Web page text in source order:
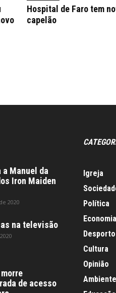
Hospital de Faro tem
capelão
a Manuel da
Iron Maiden
2020
na televisão
de acesso
Igreja
Política
Economia
Desporto
Cultura
Opinião
Ambiente